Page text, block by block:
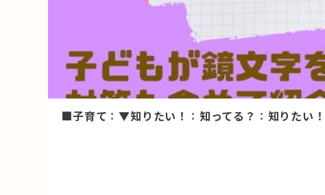
fleXe リノベ事例
「ひと」
■子育て ：▼知りたい！ ： 知ってる？ ： 知りたい！